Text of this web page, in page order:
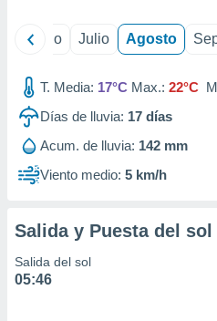
Junio Julio Agosto
T. Media: 17°C Max.: 22°C
Días de lluvia: 17 días
Acum. de lluvia: 142 mm
Viento medio: 5 km/h
Salida y Puesta del sol
Salida del sol
05:46